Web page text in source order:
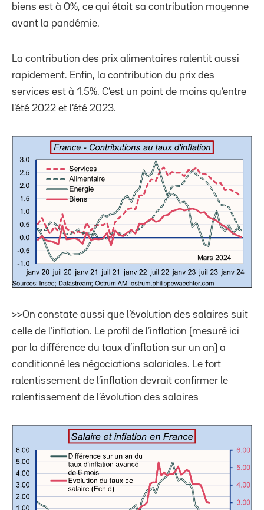
biens est à 0%, ce qui était sa contribution moyenne
avant la pandémie.
La contribution des prix alimentaires ralentit aussi
rapidement. Enfin, la contribution du prix des
services est à 1.5%. C’est un point de moins qu’entre
l’été 2022 et l’été 2023.
>>On constate aussi que l’évolution des salaires suit
celle de l’inflation. Le profil de l’inflation (mesuré ici
par la différence du taux d’inflation sur un an) a
conditionné les négociations salariales. Le fort
ralentissement de l’inflation devrait confirmer le
ralentissement de l’évolution des salaires